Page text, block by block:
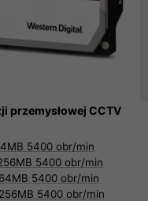
przemysłowej CCTV
5400 obr/min
5400 obr/min
5400 obr/min
5400 obr/min